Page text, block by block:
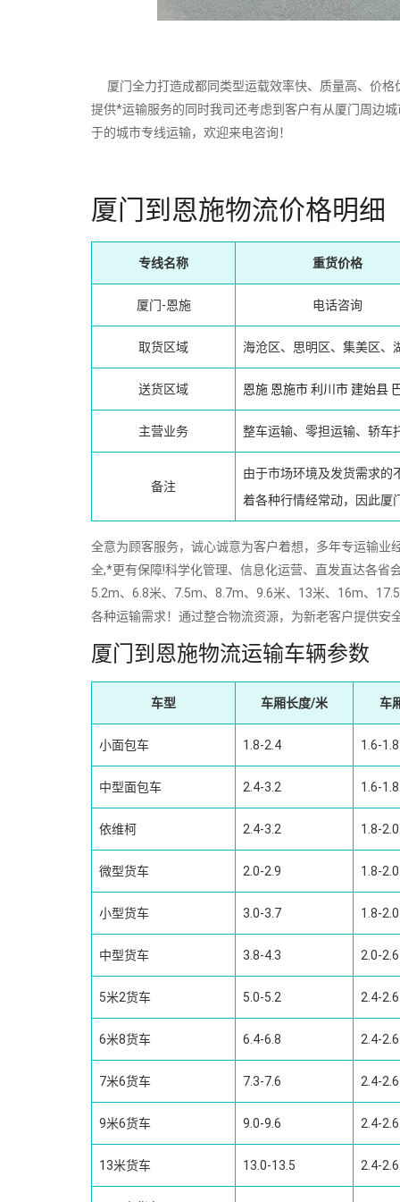
厦门全力打造成都同类型运载效率快、质量高、价格
提供*运输服务的同时我司还考虑到客户有从厦门周边
于的城市专线运输，欢迎来电咨询！
厦门到恩施物流价格明细
专线名称 重货价格
厦门-恩施 电话咨询
取货区域 海沧区、思明区、集美区、
送货区域 恩施 恩施市利川市 建始县
主营业务 整车运输、零担运输、轿车
备注
由于市场环境及发货需求的
着各种行情经常动，因此厦
全意为顾客服务，诚心诚意为客户着想，多年专运输业
全,*更有保障!科学化管理、信息化运营、直发直达各省
5.2m、6.8米、7.5m、8.7m、9.6米、13米、16m、
各种运输需求！通过整合物流资源，为新老客户提供
厦门到恩施物流运输车辆参数
车型 车厢长度/米 车
小面包车 1.8-2.4 1.6-1.8
中型面包车 2.4-3.2 1.6-1.8
依维柯 2.4-3.2 1.8-2.0
微型货车 2.0-2.9 1.8-2.0
小型货车 3.0-3.7 1.8-2.0
中型货车 3.8-4.3 2.0-2.6
5米2货车 5.0-5.2 2.4-2.6
6米8货车 6.4-6.8 2.4-2.6
7米6货车 7.3-7.6 2.4-2.6
9米6货车 9.0-9.6 2.4-2.6
13米货车 13.0-13.5 2.4-2.6